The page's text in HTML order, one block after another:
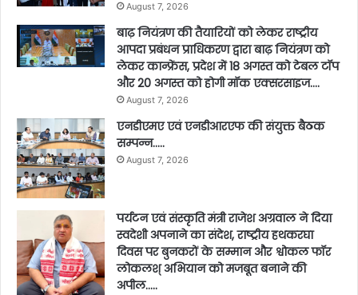
August 7, 2026
बाढ़ नियंत्रण की तैयारियों को लेकर राष्ट्रीय
आपदा प्रबंधन प्राधिकरण द्वारा बाढ़ नियंत्रण को
लेकर कान्फ्रेंस, प्रदेश में 18 अगस्त को टेबल टॉप
और 20 अगस्त को होगी मॉक एक्सरसाइज….
August 7, 2026
एनडीएमए एवं एनडीआरएफ की संयुक्त बैठक
सम्पन्न…..
August 7, 2026
पर्यटन एवं संस्कृति मंत्री राजेश अग्रवाल ने दिया
स्वदेशी अपनाने का संदेश, राष्ट्रीय हथकरघा
दिवस पर बुनकरों के सम्मान और श्वोकल फॉर
लोकलश् अभियान को मजबूत बनाने की
अपील…..